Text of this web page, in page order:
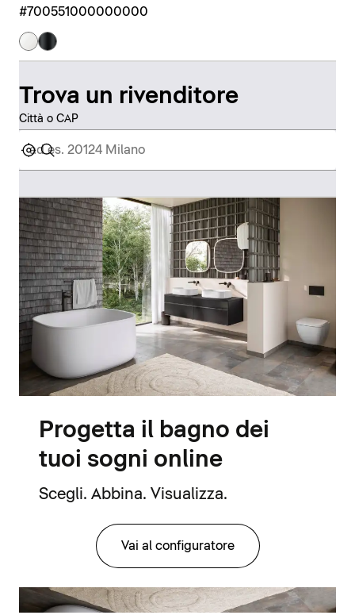
#700551000000000
Trova un rivenditore
Città o CAP
Progetta il bagno dei
tuoi sogni online
Scegli. Abbina. Visualizza.
Vai al configuratore